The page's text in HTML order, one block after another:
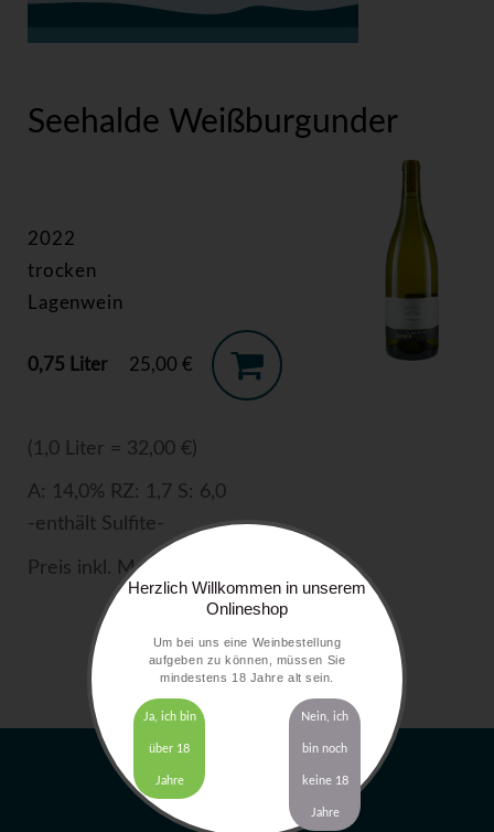
Seehalde Weißburgunder
2022
trocken
Lagenwein
0,75 Liter 25,00 €
(1,0 Liter = 32,00 €)
A: 14,0% RZ: 1,7 S: 6,0
-enthält Sulfite-
Preis inkl. MwSt. zzgl. Versandkosten
Herzlich Willkommen in unserem
Onlineshop
Um bei uns eine Weinbestellung
aufgeben zu können, müssen Sie
mindestens 18 Jahre alt sein.
Ja, ich bin
über 18
Jahre
Nein, ich
bin noch
keine 18
Jahre